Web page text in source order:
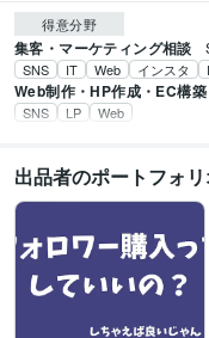
得意分野
集客・マーケティング相談
SNS IT Web インスタ
Web制作・HP作成・EC構築
SNS LP Web
出品者のポートフォ